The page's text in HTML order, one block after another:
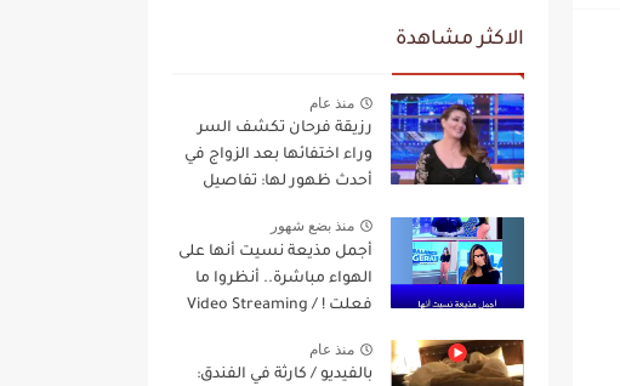
الاكثر مشاهدة
منذ عام
رزيقة فرحان تكشف السر
وراء اختفائها بعد الزواج في
أحدث ظهور لها: تفاصيل
منذ بضع شهور
أجمل مذيعة نسيت أنها على
الهواء مباشرة.. أنظروا ما
فعلت ! / Video Streaming
منذ عام
بالفيديو / كارثة في الفندق: